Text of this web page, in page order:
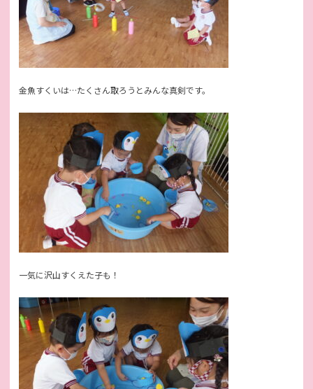
金魚すくいは…たくさん取ろうとみんな真剣です。
一気に沢山すくえた子も！